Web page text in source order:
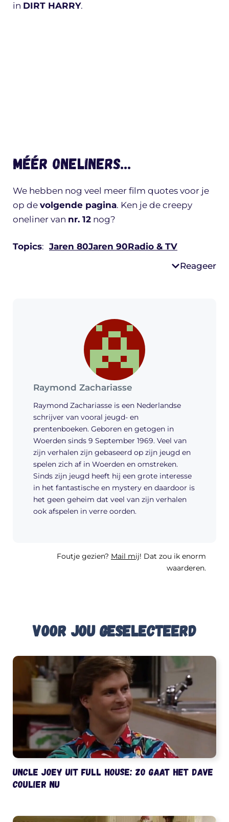
in DIRT HARRY.
Méér oneliners…
We hebben nog veel meer film quotes voor je
op de volgende pagina. Ken je de creepy
oneliner van nr. 12 nog?
Topics: Jaren 80Jaren 90Radio & TV
Reageer
Raymond Zachariasse
Raymond Zachariasse is een Nederlandse
schrijver van vooral jeugd- en
prentenboeken. Geboren en getogen in
Woerden sinds 9 September 1969. Veel van
zijn verhalen zijn gebaseerd op zijn jeugd en
spelen zich af in Woerden en omstreken.
Sinds zijn jeugd heeft hij een grote interesse
in het fantastische en mystery en daardoor is
het geen geheim dat veel van zijn verhalen
ook afspelen in verre oorden.
Foutje gezien? Mail mij! Dat zou ik enorm
waarderen.
Voor jou geselecteerd
Uncle Joey uit Full House: zo gaat het Dave
Coulier nu